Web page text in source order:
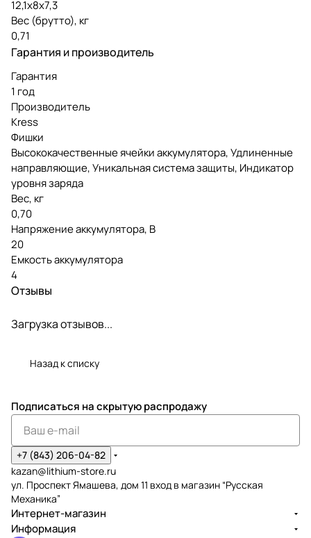
12,1x8x7,3
Вес (брутто), кг
0,71
Гарантия и производитель
Гарантия
1 год
Производитель
Kress
Фишки
Высококачественные ячейки аккумулятора, Удлиненные
направляющие, Уникальная система защиты, Индикатор
уровня заряда
Вес, кг
0,70
Напряжение аккумулятора, В
20
Емкость аккумулятора
4
Отзывы
Загрузка отзывов...
Назад к списку
Подписаться на скрытую распродажу
+7 (843) 206-04-82
kazan@lithium-store.ru
ул. Проспект Ямашева, дом 11 вход в магазин “Русская
Механика”
Интернет-магазин
Информация